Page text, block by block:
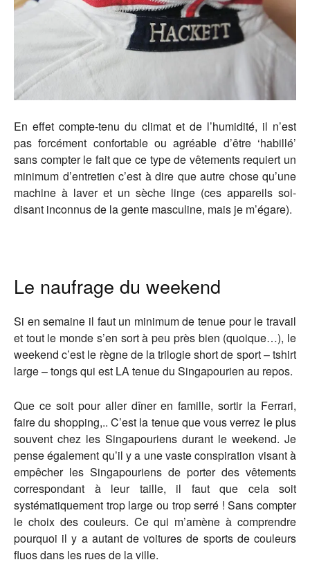
En effet compte-tenu du climat et de l’humidité, il n’est
pas forcément confortable ou agréable d’être ‘habillé’
sans compter le fait que ce type de vêtements requiert un
minimum d’entretien c’est à dire que autre chose qu’une
machine à laver et un sèche linge (ces appareils soi-
disant inconnus de la gente masculine, mais je m’égare).
Le naufrage du weekend
Si en semaine il faut un minimum de tenue pour le travail
et tout le monde s’en sort à peu près bien (quoique…), le
weekend c’est le règne de la trilogie short de sport – tshirt
large – tongs qui est LA tenue du Singapourien au repos.
Que ce soit pour aller dîner en famille, sortir la Ferrari,
faire du shopping,.. C’est la tenue que vous verrez le plus
souvent chez les Singapouriens durant le weekend. Je
pense également qu’il y a une vaste conspiration visant à
empêcher les Singapouriens de porter des vêtements
correspondant à leur taille, il faut que cela soit
systématiquement trop large ou trop serré ! Sans compter
le choix des couleurs. Ce qui m’amène à comprendre
pourquoi il y a autant de voitures de sports de couleurs
fluos dans les rues de la ville.